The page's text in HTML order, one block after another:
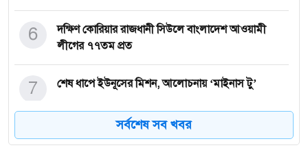
দক্ষিণ কোরিয়ার রাজধানী সিউলে বাংলাদেশ আওয়ামী
লীগের ৭৭তম প্রত
6
শেষ ধাপে ইউনূসের মিশন, আলোচনায় ‘মাইনাস টু’
7
জঙ্গিবিরোধী শহীদ পুলিশ কর্মকর্তা রবিউল করিমকে রাষ্ট্র
8
সর্বশেষ সব খবর